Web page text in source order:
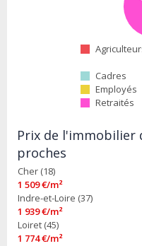
Cadres
Employés
Retraités
Prix de l'immobilier
proches
Cher (18)
1 509 €/m²
Indre-et-Loire (37)
1 939 €/m²
Loiret (45)
1 774 €/m²